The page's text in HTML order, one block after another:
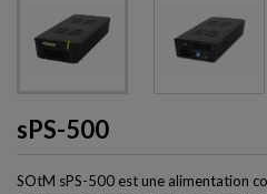
sPS-500
SOtM sPS-500 est une alimentation